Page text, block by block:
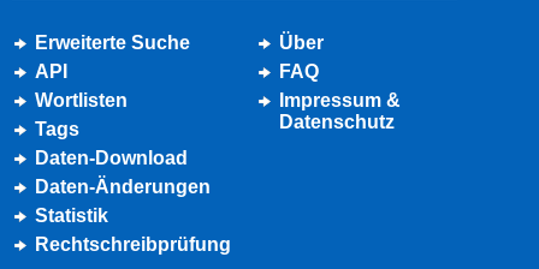
Erweiterte Suche
API
Wortlisten
Tags
Daten-Download
Daten-Änderungen
Statistik
Rechtschreibprüfung
Über
FAQ
Impressum &
Datenschutz